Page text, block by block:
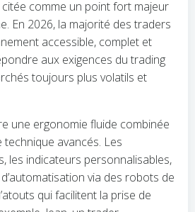
comme un point fort majeur
En 2026, la majorité des traders
accessible, complet et
aux exigences du trading
toujours plus volatils et
une ergonomie fluide combinée
technique avancés. Les
les indicateurs personnalisables,
via des robots de
qui facilitent la prise de